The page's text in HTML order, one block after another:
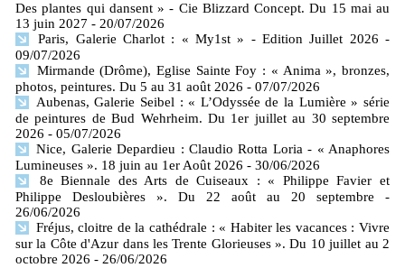
Des plantes qui dansent » - Cie Blizzard Concept. Du 15 mai au
13 juin 2027 - 20/07/2026
Paris, Galerie Charlot : « My1st » - Edition Juillet 2026 -
09/07/2026
Mirmande (Drôme), Eglise Sainte Foy : « Anima », bronzes,
photos, peintures. Du 5 au 31 août 2026 - 07/07/2026
Aubenas, Galerie Seibel : « L’Odyssée de la Lumière » série
de peintures de Bud Wehrheim. Du 1er juillet au 30 septembre
2026 - 05/07/2026
Nice, Galerie Depardieu : Claudio Rotta Loria - « Anaphores
Lumineuses ». 18 juin au 1er Août 2026 - 30/06/2026
8e Biennale des Arts de Cuiseaux : « Philippe Favier et
Philippe Desloubières ». Du 22 août au 20 septembre
-
26/06/2026
Fréjus, cloitre de la cathédrale : « Habiter les vacances : Vivre
sur la Côte d'Azur dans les Trente Glorieuses ». Du 10 juillet au 2
octobre 2026 - 26/06/2026